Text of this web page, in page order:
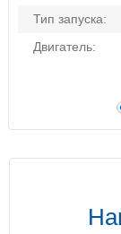
Тип запуска:
Двигатель: